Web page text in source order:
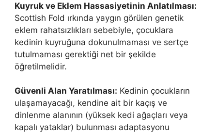
Kuyruk ve Eklem Hassasiyetinin Anlatılması:
Scottish Fold ırkında yaygın görülen genetik
eklem rahatsızlıkları sebebiyle, çocuklara
kedinin kuyruğuna dokunulmaması ve sertçe
tutulmaması gerektiği net bir şekilde
öğretilmelidir.
Güvenli Alan Yaratılması: Kedinin çocukların
ulaşamayacağı, kendine ait bir kaçış ve
dinlenme alanının (yüksek kedi ağaçları veya
kapalı yataklar) bulunması adaptasyonu